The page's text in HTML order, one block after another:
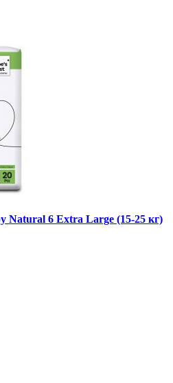
Natural 6 Extra Large (15-25 кг)